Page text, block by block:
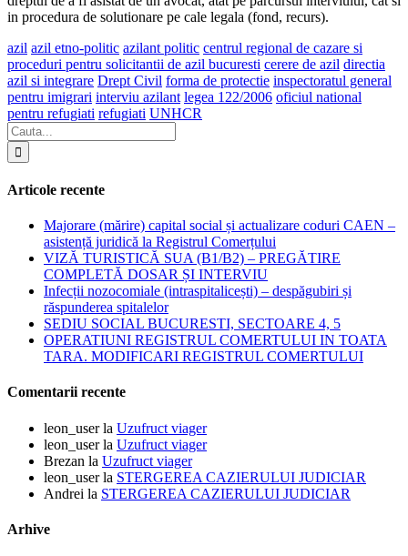
in procedura de solutionare pe cale legala (fond, recurs).
azil azil etno-politic azilant politic centrul regional de cazare si
proceduri pentru solicitantii de azil bucuresti cerere de azil directia
azil si integrare Drept Civil forma de protectie inspectoratul general
pentru imigrari interviu azilant legea 122/2006 oficiul national
pentru refugiati refugiati UNHCR
Articole recente
Majorare (mărire) capital social și actualizare coduri CAEN –
asistență juridică la Registrul Comerțului
VIZĂ TURISTICĂ SUA (B1/B2) – PREGĂTIRE
COMPLETĂ DOSAR ȘI INTERVIU
Infecții nozocomiale (intraspitalicești) – despăgubiri și
răspunderea spitalelor
SEDIU SOCIAL BUCURESTI, SECTOARE 4, 5
OPERATIUNI REGISTRUL COMERTULUI IN TOATA
TARA. MODIFICARI REGISTRUL COMERTULUI
Comentarii recente
leon_userla Uzufruct viager
leon_userla Uzufruct viager
Brezan la Uzufruct viager
leon_userla STERGEREA CAZIERULUI JUDICIAR
Andrei la STERGEREA CAZIERULUI JUDICIAR
Arhive